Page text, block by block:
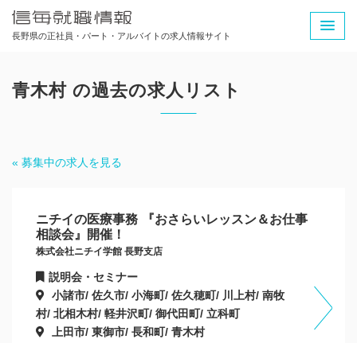
長野県の正社員・パート・アルバイトの求人情報サイト
青木村 の過去の求人リスト
« 募集中の求人を見る
ニチイの医療事務 『おさらいレッスン＆お仕事
相談会』開催！
株式会社ニチイ学館 長野支店
説明会・セミナー
小諸市/ 佐久市/ 小海町/ 佐久穂町/ 川上村/ 南牧
村/ 北相木村/ 軽井沢町/ 御代田町/ 立科町
上田市/ 東御市/ 長和町/ 青木村